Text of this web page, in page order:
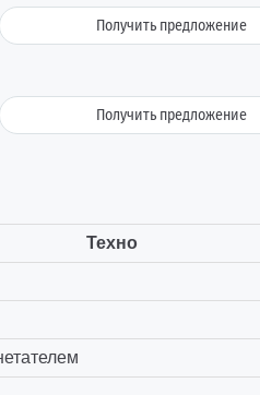
Получить предложение
Получить предложение
Техно